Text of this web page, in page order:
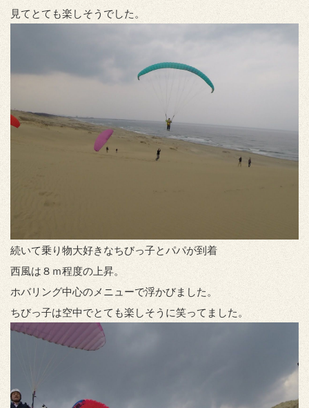
見てとても楽しそうでした。
続いて乗り物大好きなちびっ子とパパが到着
西風は８ｍ程度の上昇。
ホバリング中心のメニューで浮かびました。
ちびっ子は空中でとても楽しそうに笑ってました。